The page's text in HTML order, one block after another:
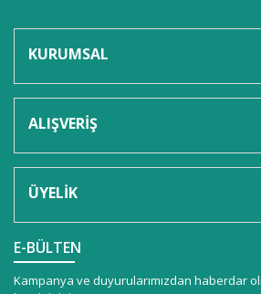
KURUMSAL
ALIŞVERİŞ
ÜYELİK
E-BÜLTEN
Kampanya ve duyurularımızdan haberdar